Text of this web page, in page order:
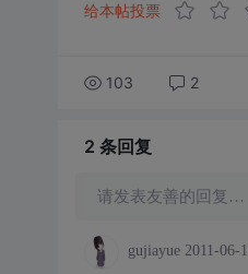
给本帖投票
103 2
2 条回复
请发表友善的回复…
gujiayue 2011-06-